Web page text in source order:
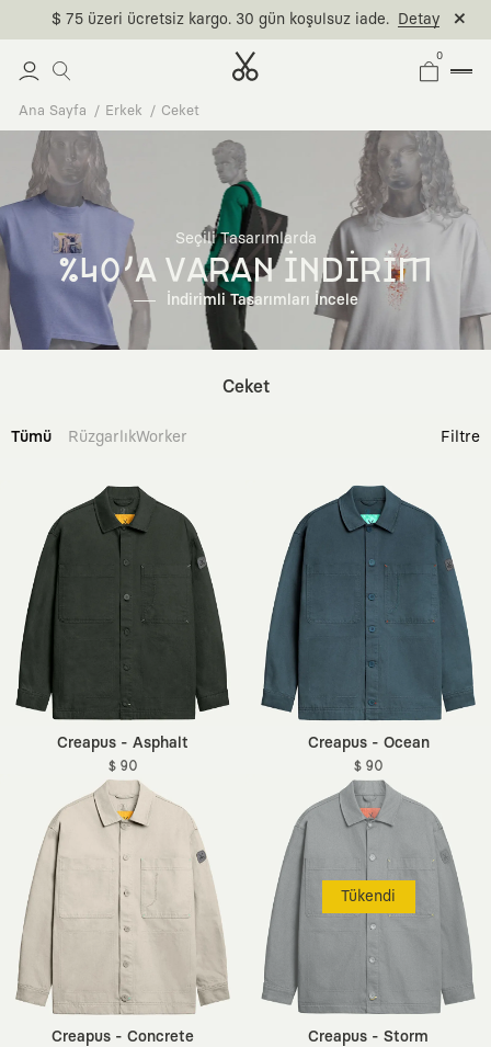
$ 75 üzeri ücretsiz kargo. 30 gün koşulsuz iade. Detay
0
Ana Sayfa Erkek Ceket
Seçili Tasarımlarda
%40'A VARAN İNDİRİM
İndirimli Tasarımları İncele
Ceket
Tümü RüzgarlıkWorker Filtre
Creapus - Asphalt
$ 90
Creapus - Ocean
$ 90
Creapus - Concrete
Tükendi
Creapus - Storm